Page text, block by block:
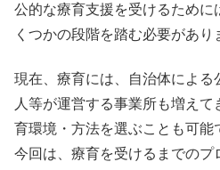
公的な療育支援を受けるために
くつかの段階を踏む必要があり
現在、療育には、自治体によ
人等が運営する事業所も増え
育環境・方法を選ぶことも可能
今回は、療育を受けるまでのプ